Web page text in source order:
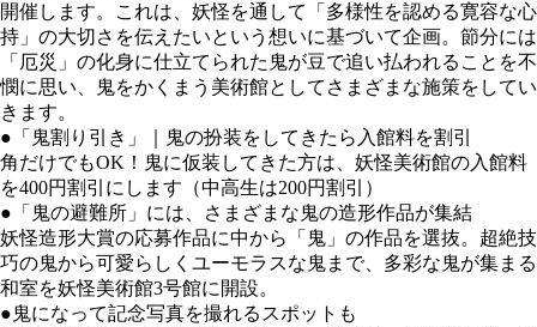
開催します。これは、妖怪を通して「多様性を認める寛容な心
持」の大切さを伝えたいという想いに基づいて企画。節分には
「厄災」の化身に仕立てられた鬼が豆で追い払われることを不
憫に思い、鬼をかくまう美術館としてさまざまな施策をしてい
きます。
●「鬼割り引き」｜鬼の扮装をしてきたら入館料を割引
角だけでもOK！鬼に仮装してきた方は、妖怪美術館の入館料
を400円割引にします（中高生は200円割引）
●「鬼の避難所」には、さまざまな鬼の造形作品が集結
妖怪造形大賞の応募作品に中から「鬼」の作品を選抜。超絶技
巧の鬼から可愛らしくユーモラスな鬼まで、多彩な鬼が集まる
和室を妖怪美術館3号館に開設。
●鬼になって記念写真を撮れるスポットも